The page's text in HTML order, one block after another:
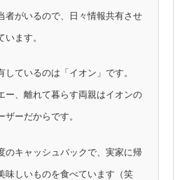
者がいるので、日々情報共有させ
います。
しているのは「イオン」です。
ー、離れて暮らす両親はイオンの
ザーだからです。
のキャッシュバックで、実家に帰
味しいものを食べています（笑